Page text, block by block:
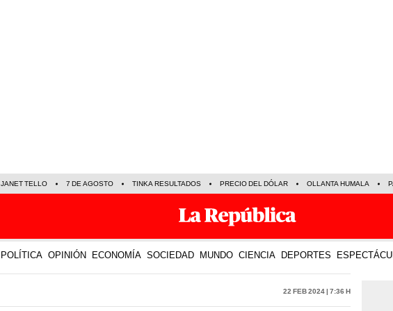
JANET TELLO 7 DE AGOSTO TINKA RESULTADOS PRECIO DEL DÓLAR OLLANTA HUMALA
POLÍTICA OPINIÓN ECONOMÍA SOCIEDAD MUNDO CIENCIA DEPORTES
22 Feb 2024 | 7:36 h